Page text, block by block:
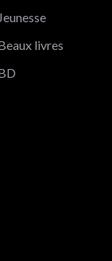
Jeunesse
livres